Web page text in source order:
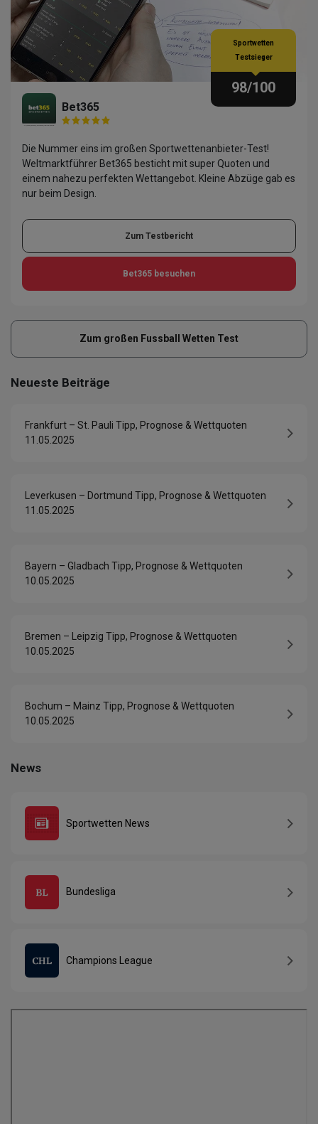
Bet365
Sportwetten
Testsieger
98/100
Die Nummer eins im großen Sportwettenanbieter-Test!
Weltmarktführer Bet365 besticht mit super Quoten und
einem nahezu perfekten Wettangebot. Kleine Abzüge gab es
nur beim Design.
Zum Testbericht
Bet365 besuchen
Zum großen Fussball Wetten Test
Neueste Beiträge
Frankfurt – St. Pauli Tipp, Prognose & Wettquoten
11.05.2025
Leverkusen – Dortmund Tipp, Prognose & Wettquoten
11.05.2025
Bayern – Gladbach Tipp, Prognose & Wettquoten
10.05.2025
Bremen – Leipzig Tipp, Prognose & Wettquoten
10.05.2025
Bochum – Mainz Tipp, Prognose & Wettquoten
10.05.2025
News
Sportwetten News
Bundesliga
Champions League